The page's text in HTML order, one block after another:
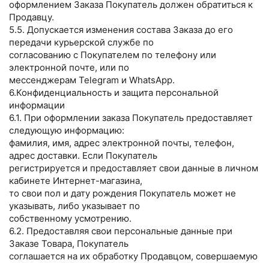
оформлением Заказа Покупатель должен обратиться к
Продавцу.
5.5. Допускается изменения состава Заказа до его
передачи курьерской службе по
согласованию с Покупателем по телефону или
электронной почте, или по
мессенджерам Telegram и WhatsApp.
6.Конфиденциальность и защита персональной
информации
6.1. При оформлении заказа Покупатель предоставляет
следующую информацию:
фамилия, имя, адрес электронной почты, телефон,
адрес доставки. Если Покупатель
регистрируется и предоставляет свои данные в личном
кабинете Интернет-магазина,
то свои пол и дату рождения Покупатель может не
указывать, либо указывает по
собственному усмотрению.
6.2. Предоставляя свои персональные данные при
Заказе Товара, Покупатель
соглашается на их обработку Продавцом, совершаемую